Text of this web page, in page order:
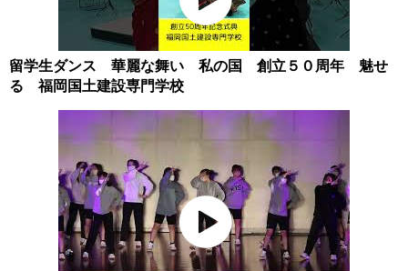
留学生ダンス 華麗な舞い 私の国 創立５０周年 魅せ
る 福岡国土建設専門学校